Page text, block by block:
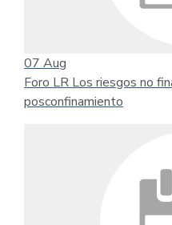
07 Aug
Foro LR Los riesgos no
posconfinamiento